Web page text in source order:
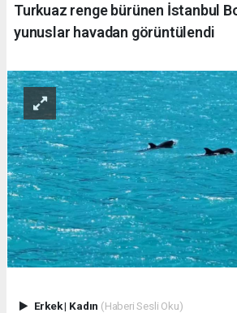
Turkuaz renge bürünen İstanbul
yunuslar havadan görüntülendi
Erkek| Kadın (Haberi Sesli Oku)